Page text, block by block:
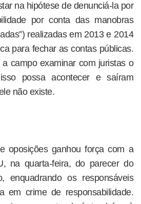
na hipótese de denunciá-la por
por conta das manobras
realizadas em 2013 e 2014
para fechar as contas públicas.
campo examinar com juristas o
possa acontecer e saíram
não existe.
oposições ganhou força com a
na quarta-feira, do parecer do
enquadrando os responsáveis
em crime de responsabilidade.